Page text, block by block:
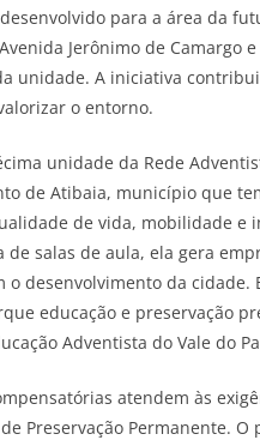
para a área da
Jerônimo de Camargo
unidade. A iniciativa
o entorno.
unidade da Rede
de Atibaia, município que
de vida, mobilidade
de salas de aula, ela gera
o desenvolvimento da
educação e preservação
Adventista do Vale do
atendem às
Preservação Permanente.